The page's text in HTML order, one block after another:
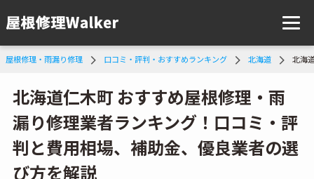
屋根修理・雨漏り修理 口コミ・評判・おすすめランキング 北海道 北海
北海道仁木町 おすすめ屋根修理・雨
漏り修理業者ランキング！口コミ・評
判と費用相場、補助金、優良業者の選
び方を解説